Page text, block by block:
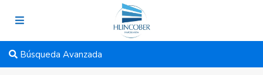
Búsqueda Avanzada